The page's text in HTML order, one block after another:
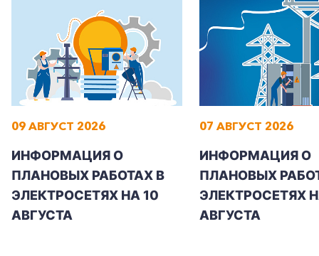
Заказать обратный звонок
09 АВГУСТ 2026
ИНФОРМАЦИЯ О
ПЛАНОВЫХ РАБОТАХ В
ЭЛЕКТРОСЕТЯХ НА 10
АВГУСТА
07 АВГУСТ 2026
ИНФОРМАЦИЯ О
ПЛАНОВЫХ
ЭЛЕКТРОСЕТЯХ
АВГУСТА